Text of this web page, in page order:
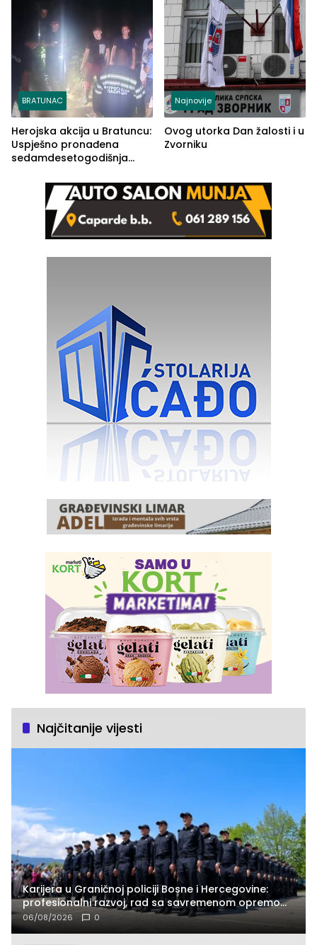
BRATUNAC
Herojska akcija u Bratuncu:
Uspješno pronađena
sedamdesetogodišnja
Kravice.
Najnovije
Ovog utorka Dan žalosti i u
Zvorniku
Najčitanije vijesti
Karijera u Graničnoj policiji Bosne i Hercegovine:
profesionalni razvoj, rad sa savremenom opremom
i služba građanima
06/08/2026 0